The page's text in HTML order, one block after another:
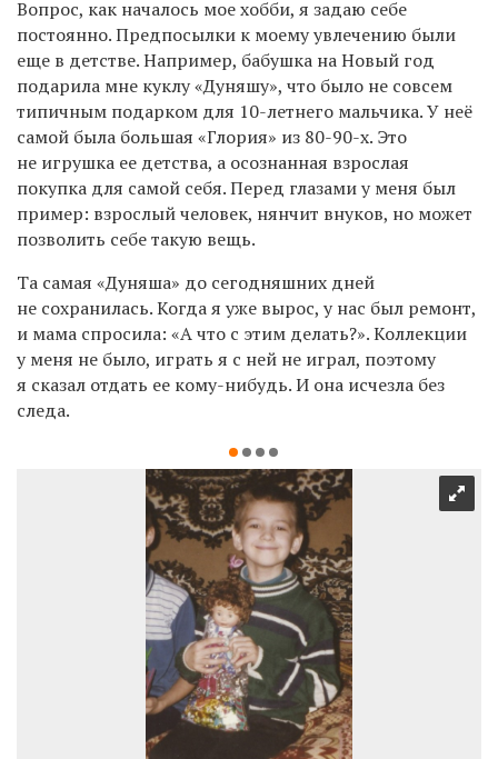
Вопрос, как началось мое хобби, я задаю себе
постоянно. Предпосылки к моему увлечению были
еще в детстве. Например, бабушка на Новый год
подарила мне куклу «Дуняшу», что было не совсем
типичным подарком для 10-летнего мальчика. У неё
самой была большая «Глория» из 80-90-х. Это
не игрушка ее детства, а осознанная взрослая
покупка для самой себя. Перед глазами у меня был
пример: взрослый человек, нянчит внуков, но может
позволить себе такую вещь.
Та самая «Дуняша» до сегодняшних дней
не сохранилась. Когда я уже вырос, у нас был ремонт,
и мама спросила: «А что с этим делать?». Коллекции
у меня не было, играть я с ней не играл, поэтому
я сказал отдать ее кому-нибудь. И она исчезла без
следа.